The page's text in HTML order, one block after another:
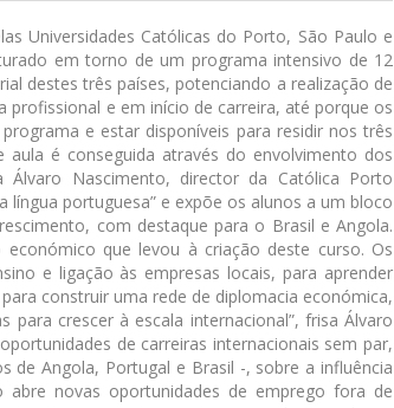
Universidades Católicas do Porto, São Paulo e
em torno de um programa intensivo de 12
destes três países, potenciando a realização de
profissional e em início de carreira, até porque os
e estar disponíveis para residir nos três
é conseguida através do envolvimento dos
Álvaro Nascimento, director da Católica Porto
portuguesa” e expõe os alunos a um bloco
com destaque para o Brasil e Angola.
económico que levou à criação deste curso. Os
e ligação às empresas locais, para aprender
construir uma rede de diplomacia económica,
para crescer à escala internacional”, frisa Álvaro
de carreiras internacionais sem par,
de Angola, Portugal e Brasil -, sobre a influência
novas oportunidades de emprego fora de